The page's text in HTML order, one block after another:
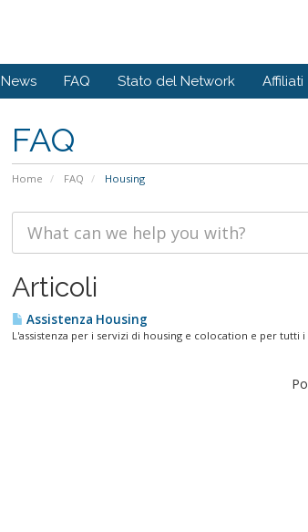
News FAQ Stato del Network Affiliati
FAQ
Home FAQ Housing
Articoli
Assistenza Housing
L'assistenza per i servizi di housing e colocation e per tutti